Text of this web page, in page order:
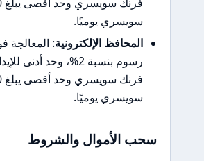
سويسري يوميًا.
المحافظ الإلكترونية: المعالجة
سويسري يوميًا.
سحب الأموال والشروط